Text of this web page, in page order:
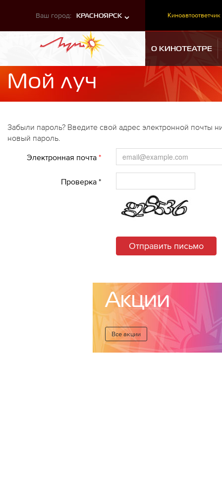
Ваш город: КРАСНОЯРСК Киноавтоответчик
О КИНОТЕАТРЕ
Мой луч
Забыли пароль? Введите свой адрес электронной почты
новый пароль.
Электронная почта*
Проверка *
Отправить письмо
Акции
Все акции